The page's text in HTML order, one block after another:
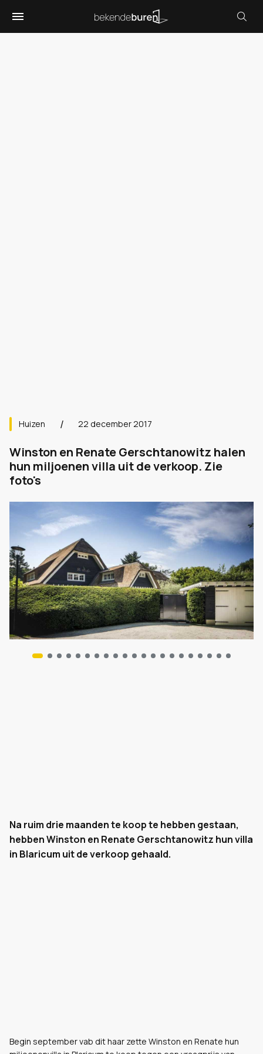
Huizen 22 december 2017
Winston en Renate Gerschtanowitz halen
hun miljoenen villa uit de verkoop. Zie
foto's
Na ruim drie maanden te koop te hebben gestaan,
hebben Winston en Renate Gerschtanowitz hun villa
in Blaricum uit de verkoop gehaald.
Begin september vab dit haar zette Winston en Renate hun